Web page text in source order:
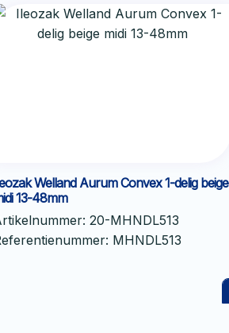
Welland Aurum Convex 1-delig beige
13-48mm
20-MHNDL513
MHNDL513